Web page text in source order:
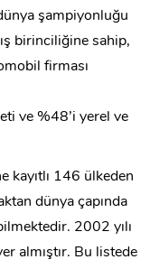
şampiyonluğu
birinciliğine sahip,
firması
ve %48’i yerel ve
kayıtlı 146 ülkeden
dünya çapında
2002 yılı
almıştır. Bu listede